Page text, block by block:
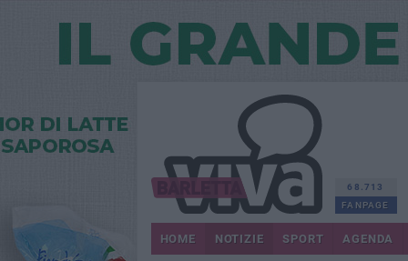
68.713
FANPAGE
HOME NOTIZIE SPORT AGENDA